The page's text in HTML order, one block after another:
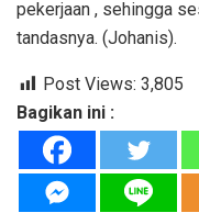
pekerjaan , sehingga
tandasnya. (Johanis).
Post Views: 3,805
Bagikan ini :